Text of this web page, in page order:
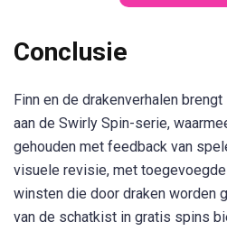
Conclusie
Finn en de drakenverhalen
aan de Swirly Spin-serie,
gehouden met feedback van
visuele revisie, met
winsten die door draken worden
van de schatkist in gratis spins